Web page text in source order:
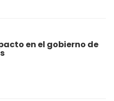
en el gobierno de